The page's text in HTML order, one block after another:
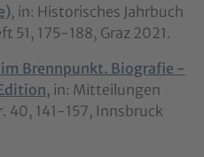
, in: Historisches Jahrbuch
51, 175-188, Graz 2021.
im Brennpunkt. Biografie -
, in: Mitteilungen
40, 141-157, Innsbruck